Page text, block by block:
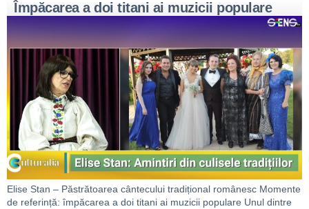
Împăcarea a doi titani ai muzicii populare
Elise Stan – Păstrătoarea cântecului tradițional românesc Momente
de referință: împăcarea a doi titani ai muzicii populare Unul dintre